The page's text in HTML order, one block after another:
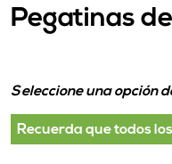
Pegatinas
Seleccione una opción
Recuerda que todos